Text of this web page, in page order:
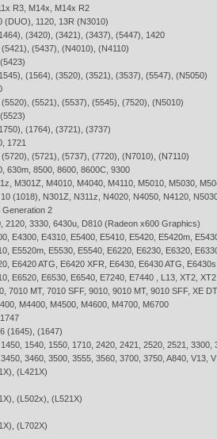
R3, M14x, M14x R2
(DUO), 1120, 13R (N3010)
(3420), (3421), (3437), (5447), 1420
(5437), (N4010), (N4110)
(1564), (3520), (3521), (3537), (5547), (N5050)
(5520), (5521), (5537), (5545), (7520), (N5010)
(1764), (3721), (3737)
1721
(5721), (5737), (7720), (N7010), (N7110)
630m, 8500, 8600, 8600C, 9300
M301Z, M4010, M4040, M4110, M5010, M5030,
(1018), N301Z, N311z, N4020, N4050, N4120,
Generation 2
2120, 3330, 6430u, D810 (Radeon x600 Graphics)
E4300, E4310, E5400, E5410, E5420, E5420m,
E5520m, E5530, E5540, E6220, E6230, E6320,
E6420 ATG, E6420 XFR, E6430, E6430 ATG,
E6520, E6530, E6540, E7240, E7440 , L13, XT2,
7010 MT, 7010 SFF, 9010, 9010 MT, 9010 SFF, XE
M4400, M4500, M4600, M4700, M6700
(1645), (1647)
1540, 1550, 1710, 2420, 2421, 2520, 2521, 3300,
3460, 3500, 3555, 3560, 3700, 3750, A840, V13,
(L421X)
(L502x), (L521X)
(L702X)